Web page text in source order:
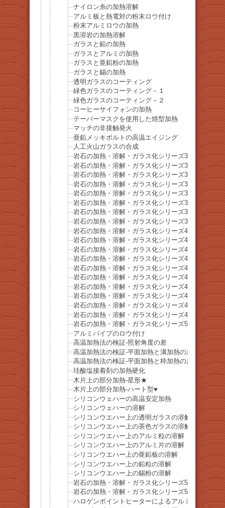
ナイロン糸の加熱溶解
アルミ板と熱電対の粉末ロウ付け
粉末アルミロウの加熱
黒溶岩の加熱溶解
ガラスと鉛の加熱
ガラスとアルミの加熱
ガラスと亜鉛粉の加熱
ガラスと錫の加熱
透明ガラスのコーティング
緑色ガラスのコーティング－１
緑色ガラスのコーティング－２
コーヒーサイフォンの加熱
テーパーマスクを使用した焼型加熱
マッチの非接触発火
亜鉛メッキボルトの高温エイジング
人工火山ガラスの合成
岩石の加熱・溶解・ガラス化シリーズ32 硬石膏
岩石の加熱・溶解・ガラス化シリーズ33 黒雲母
岩石の加熱・溶解・ガラス化シリーズ34-重晶石
岩石の加熱・溶解・ガラス化シリーズ35-方解石
岩石の加熱・溶解・ガラス化シリーズ36-菫青石
岩石の加熱・溶解・ガラス化シリーズ37-苦灰石
岩石の加熱・溶解・ガラス化シリーズ38-針鉄鉱
岩石の加熱・溶解・ガラス化シリーズ39-角閃石
岩石の加熱・溶解・ガラス化シリーズ40-菱苦土石
岩石の加熱・溶解・ガラス化シリーズ41-磁硫鉄鉱
岩石の加熱・溶解・ガラス化シリーズ42-菱マンガ
岩石の加熱・溶解・ガラス化シリーズ43-鉄電気石
岩石の加熱・溶解・ガラス化シリーズ44-菱鉄鉱
岩石の加熱・溶解・ガラス化シリーズ45-黝輝石（
岩石の加熱・溶解・ガラス化シリーズ46-珪化木
岩石の加熱・溶解・ガラス化シリーズ47-トルコ石
岩石の加熱・溶解・ガラス化シリーズ48-鉄マンガ
岩石の加熱・溶解・ガラス化シリーズ49-黄玉髄
岩石の加熱・溶解・ガラス化シリーズ50-赤溶岩溶
アルミパイプのロウ付け
高温加熱法の検証-照射角度の差
高温加熱法の検証-平面加熱と溝加熱の差
高温加熱法の検証-平面加熱と枠加熱の差
珪酸塩接着剤の加熱硬化
木片上の部分加熱-星形★
木片上の部分加熱-ハート型♥
シリコンウェハーの高温安定加熱
シリコンウェハーの溶解
シリコンウエハー上の透明ガラスの溶解
シリコンウエハー上の茶色ガラスの溶解
シリコンウエハー上のアルミ粒の溶解
シリコンウエハー上のアルミ片の溶解
シリコンウエハー上の亜鉛板の溶解
シリコンウエハー上の鉛粒の溶解
シリコンウエハー上の錫粉の溶解
岩石の加熱・溶解・ガラス化シリーズ51-小笠原諸
岩石の加熱・溶解・ガラス化シリーズ52-小笠原諸
ハロゲンポイントヒーターによるアルミのろう付け